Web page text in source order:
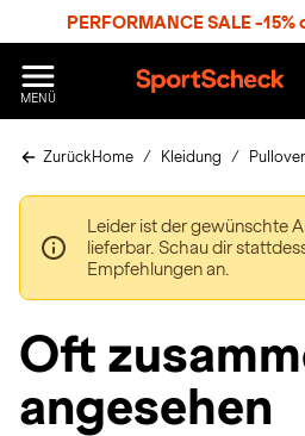
PERFORMANCE SALE -
MENÜ
p
r
c
h
e
ZurückHome Kleidung
Leider ist der gewünschte
lieferbar. Schau dir
Empfehlungen an.
Oft
angesehen